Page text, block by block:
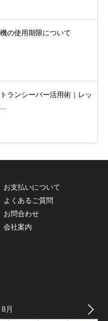
の使用期限について
ランシーバー活用術｜レッ
お支払いについて
よくあるご質問
お問合わせ
会社案内
月